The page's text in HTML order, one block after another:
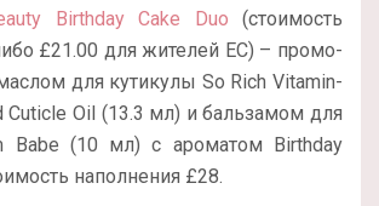
Birthday Cake Duo (стоимость
£21.00 для жителей ЕС) – промо-
для кутикулы So Rich Vitamin-
Cuticle Oil (13.3 мл) и бальзамом для
Babe (10 мл) с ароматом Birthday
наполнения £28.